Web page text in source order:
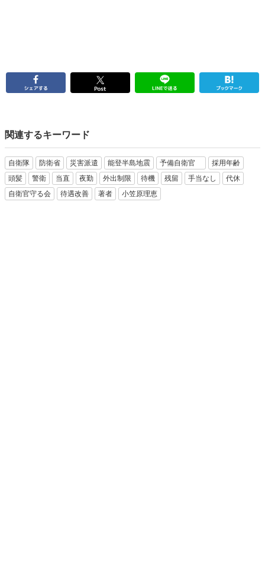
関連するキーワード
自衛隊 防衛省 災害派遣 能登半島地震 予備自衛官
採用年齢
頭髪
警衛 当直 夜勤 外出制限 待機 残留 手当なし
代休
自衛官守る会
待遇改善 著者 小笠原理恵